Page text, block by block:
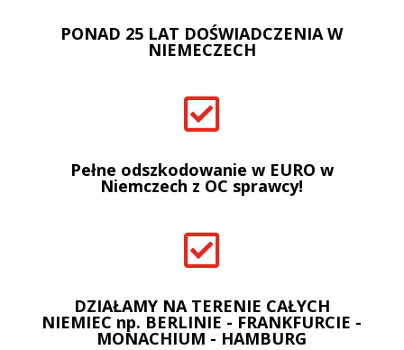
PONAD 25 LAT DOŚWIADCZENIA W
NIEMECZECH

Pełne odszkodowanie w EURO w
Niemczech z OC sprawcy!

DZIAŁAMY NA TERENIE CAŁYCH
NIEMIEC np. BERLINIE - FRANKFURCIE -
MONACHIUM - HAMBURG